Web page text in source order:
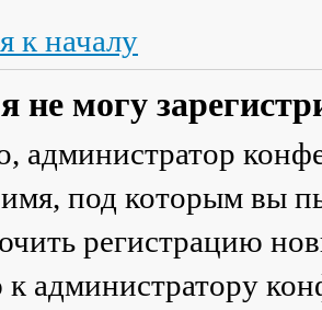
к началу
не могу
администратор
под которым вы
регистрацию
администратору